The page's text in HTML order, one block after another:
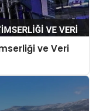
ve Veri